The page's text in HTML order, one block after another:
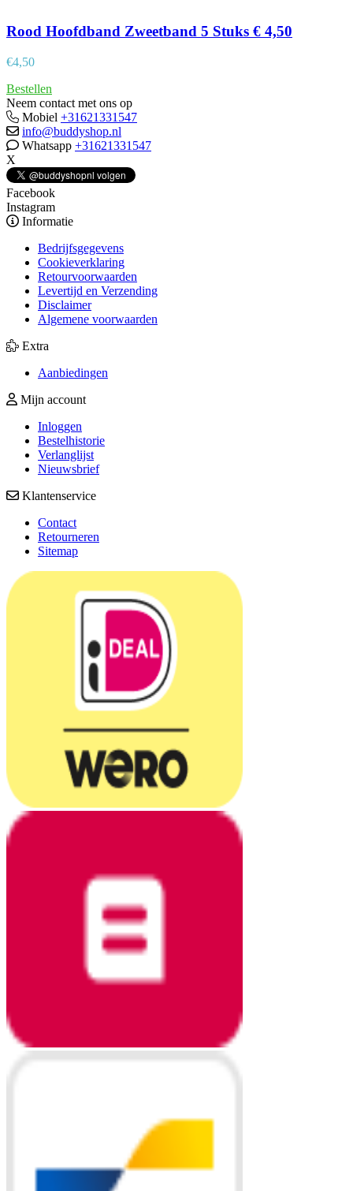
Rood Hoofdband Zweetband 5 Stuks € 4,50
€4,50
Bestellen
Neem contact met ons op
Mobiel +31621331547
info@buddyshop.nl
Whatsapp +31621331547
X
Facebook
Instagram
Informatie
Bedrijfsgegevens
Cookieverklaring
Retourvoorwaarden
Levertijd en Verzending
Disclaimer
Algemene voorwaarden
Extra
Aanbiedingen
Mijn account
Inloggen
Bestelhistorie
Verlanglijst
Nieuwsbrief
Klantenservice
Contact
Retourneren
Sitemap